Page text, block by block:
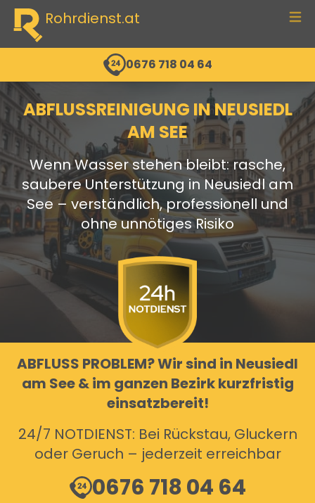
Rohrdienst.at menu
0676 718 04 64
ABFLUSSREINIGUNG IN NEUSIEDL
AM SEE
Wenn Wasser stehen bleibt: rasche,
saubere Unterstützung in Neusiedl am
See – verständlich, professionell und
ohne unnötiges Risiko
ABFLUSS PROBLEM? Wir sind in Neusiedl
am See & im ganzen Bezirk kurzfristig
einsatzbereit!
24/7 NOTDIENST: Bei Rückstau, Gluckern
oder Geruch – jederzeit erreichbar
0676 718 04 64